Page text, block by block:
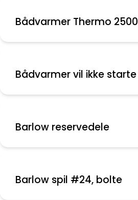
Bådvarmer Thermo 2500
Bådvarmer vil ikke starte
Barlow reservedele
Barlow spil #24, bolte